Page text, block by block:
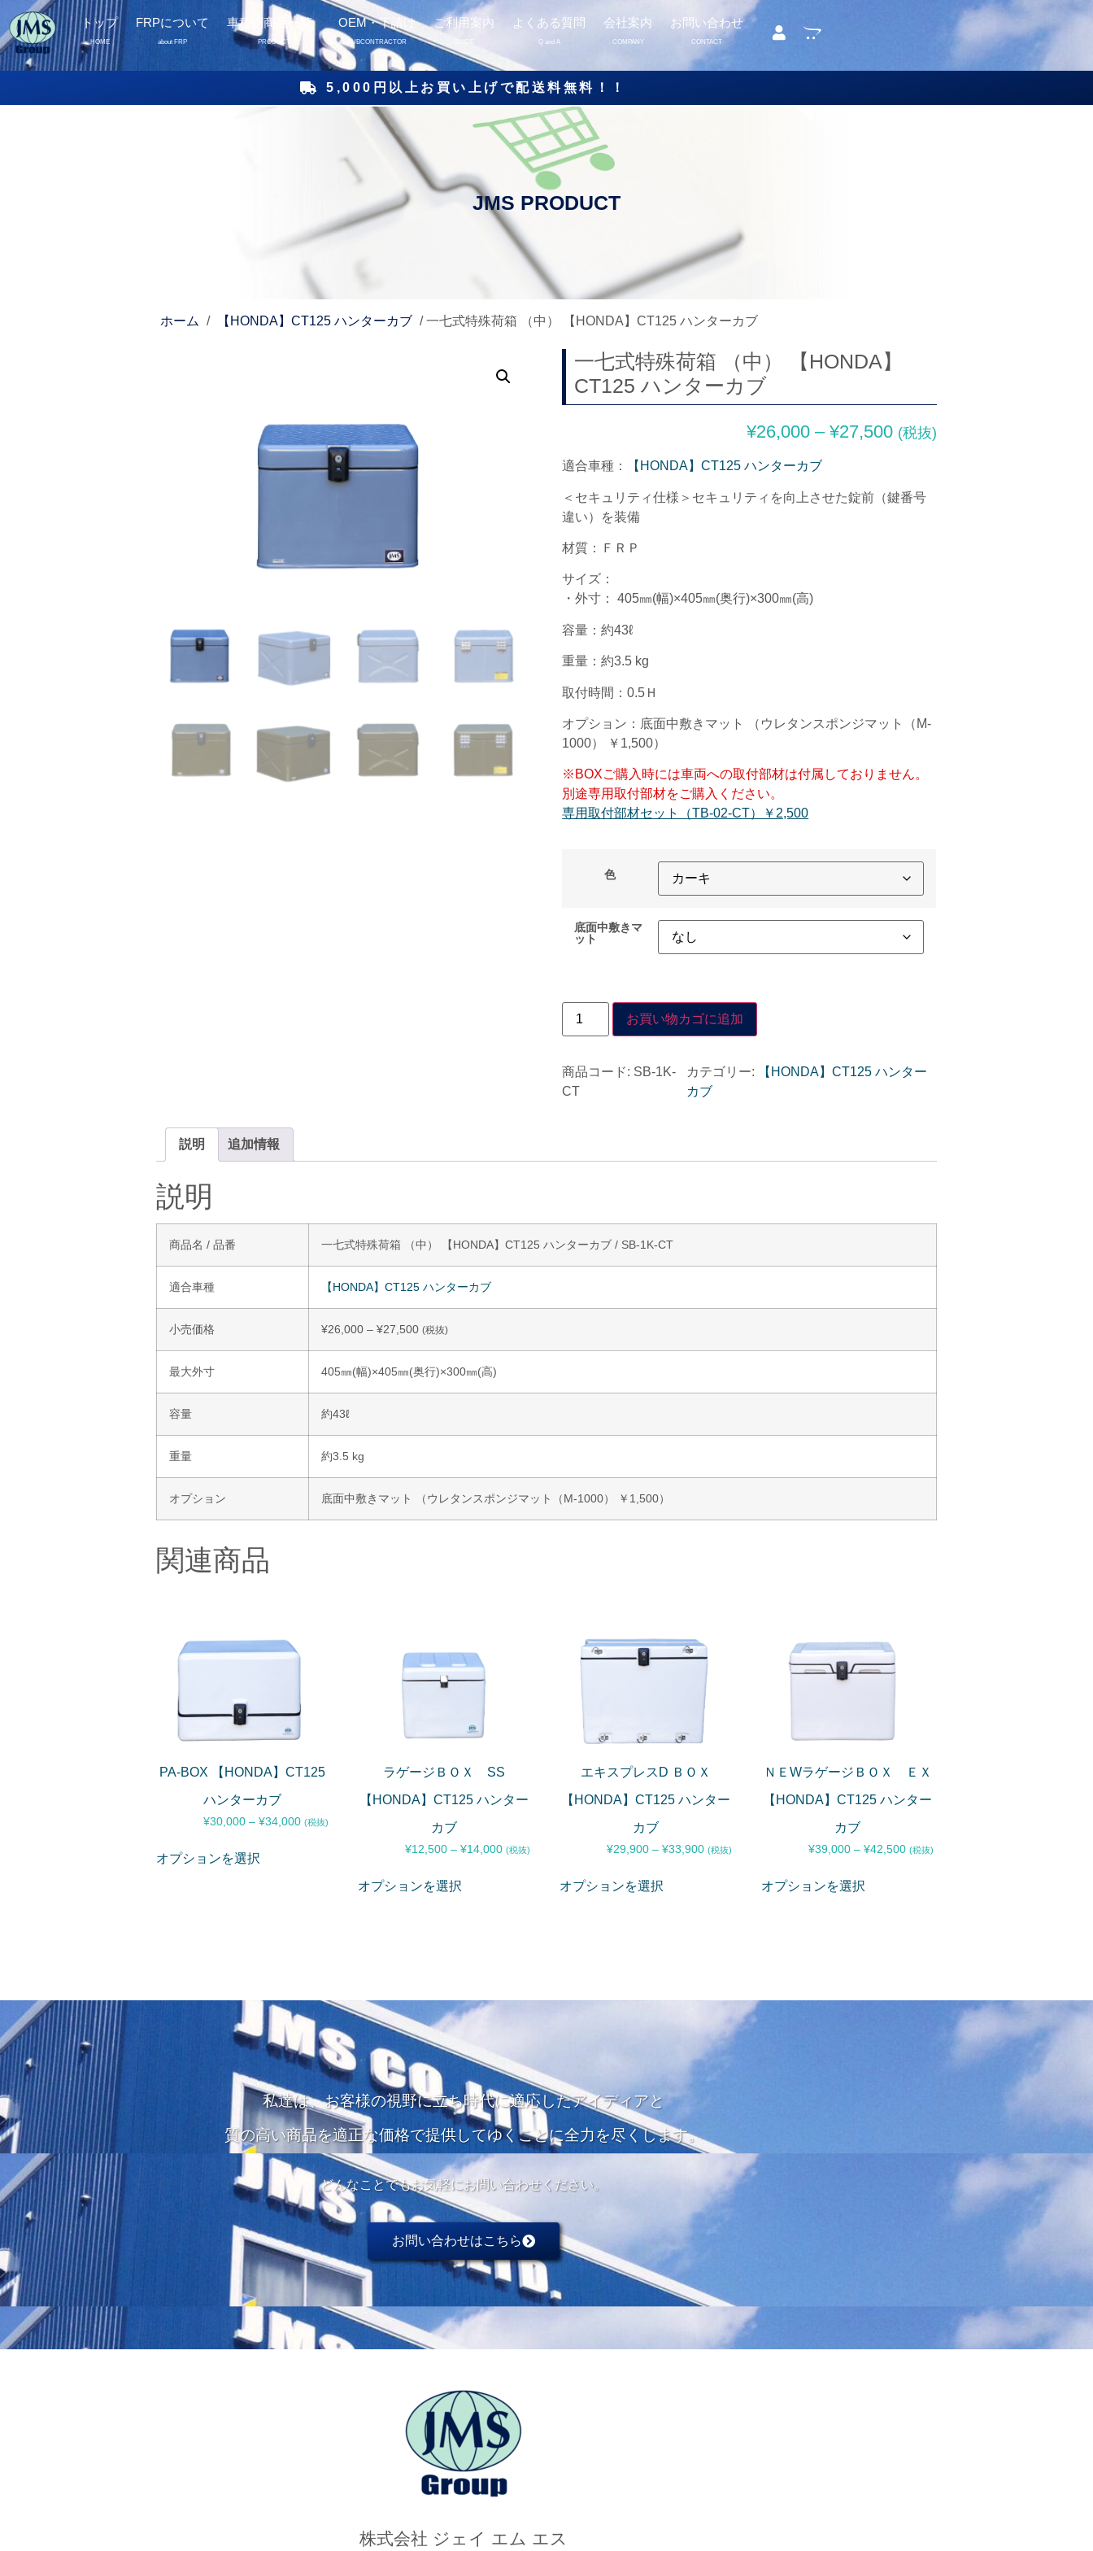
トップ
HOME
FRPについて
about FRP
車種別商品一覧
PRODUCT
OEM・下請け
SUBCONTRACTOR
ご利用案内 よくある質問
Q and A
会社案内
COMPANY
お問い合わせ
CONTACT
5,000円以上お買い上げで配送料無料！！
ホーム / 【HONDA】CT125 ハンターカブ / 一七式特殊荷箱 （中） 【HONDA】CT125 ハンターカブ
一七式特殊荷箱 （中） 【HONDA】
CT125 ハンターカブ
¥26,000 – ¥27,500 (税抜)
適合車種： 【HONDA】CT125 ハンターカブ
＜セキュリティ仕様＞セキュリティを向上させた錠前（鍵番号
違い）を装備
材質：ＦＲＰ
サイズ：
・外寸： 405㎜(幅)×405㎜(奥行)×300㎜(高)
容量：約43ℓ
重量：約3.5 kg
取付時間：0.5Ｈ
オプション：底面中敷きマット （ウレタンスポンジマット（M-
1000） ￥1,500）
※BOXご購入時には車両への取付部材は付属しておりません。
別途専用取付部材をご購入ください。
専用取付部材セット（TB-02-CT）￥2,500
色
底面中敷きマ
ット
お買い物カゴに追加
商品コード: SB-1K-
CT
カテゴリー:
【HONDA】CT125 ハンター
カブ
説明 追加情報
説明
商品名 / 品番 一七式特殊荷箱 （中） 【HONDA】CT125 ハンターカブ / SB-1K-CT
適合車種 【HONDA】CT125 ハンターカブ
小売価格 ¥26,000 – ¥27,500 (税抜)
最大外寸 405㎜(幅)×405㎜(奥行)×300㎜(高)
容量 約43ℓ
重量 約3.5 kg
オプション 底面中敷きマット （ウレタンスポンジマット（M-1000） ￥1,500）
関連商品
PA-BOX 【HONDA】CT125
ハンターカブ
¥30,000 – ¥34,000 (税抜)
オプションを選択
ラゲージＢＯＸ SS
【HONDA】CT125 ハンター
カブ
¥12,500 – ¥14,000 (税抜)
オプションを選択
エキスプレスD ＢＯＸ
【HONDA】CT125 ハンター
カブ
¥29,900 – ¥33,900 (税抜)
オプションを選択
ＮＥWラゲージＢＯＸ ＥＸ
【HONDA】CT125 ハンター
カブ
¥39,000 –¥42,500 (税抜)
オプションを選択
私達は、お客様の視野に立ち時代に適応したアイディアと
質の高い商品を適正な価格で提供してゆくことに全力を尽くします。
どんなことでもお気軽にお問い合わせください。
お問い合わせはこちら
株式会社 ジェイ エム エス